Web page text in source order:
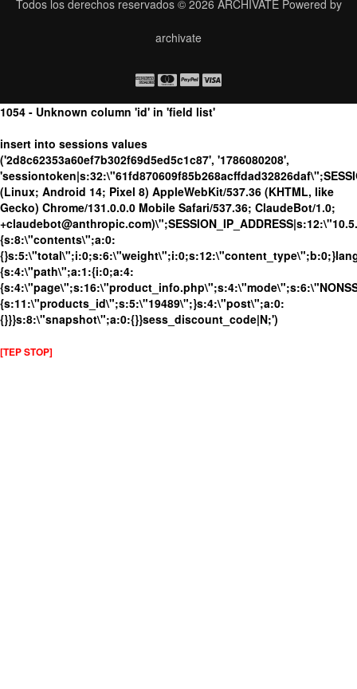
Todos los derechos reservados © 2026 ARCHIVATEPowered by
archivate
1054 - Unknown column 'id' in 'field list'
insert into sessions values
('2d8c62353a60ef7b302f69d5ed5c1c87', '1786080208',
(Linux; Android 14; Pixel 8) AppleWebKit/537.36 (KHTML, like
Gecko) Chrome/131.0.0.0 Mobile Safari/537.36; ClaudeBot/1.0;
{s:8:\"contents\";a:0:
{s:4:\"path\";a:1:{i:0;a:4:
{s:11:\"products_id\";s:5:\"19489\";}s:4:\"post\";a:0:
{}}}s:8:\"snapshot\";a:0:{}}sess_discount_code|N;')
[TEP STOP]